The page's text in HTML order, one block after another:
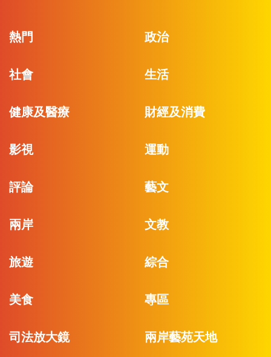
熱門 政治
社會 生活
健康及醫療 財經及消費
影視 運動
評論 藝文
兩岸 文教
旅遊 綜合
美食 專區
司法放大鏡 兩岸藝苑天地